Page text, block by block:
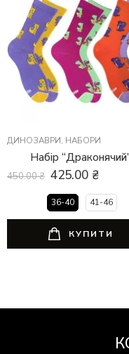
ДИНОЗАВРИ, НАБОРИ
Набір
450.00₴ 425.00 ₴
36-40 41-46
КУПИТИ